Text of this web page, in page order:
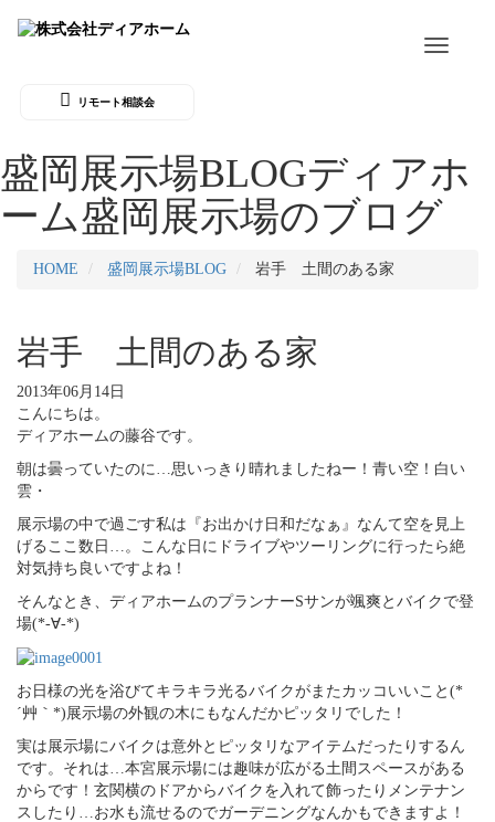
Toggle
リモート相談会
盛岡展示場BLOGディアホ
ーム盛岡展示場のブログ
HOME 盛岡展示場BLOG 岩手 土間のある家
岩手 土間のある家
2013年06月14日
こんにちは。
ディアホームの藤谷です。
朝は曇っていたのに…思いっきり晴れましたねー！青い空！白い
雲・
展示場の中で過ごす私は『お出かけ日和だなぁ』なんて空を見上
げるここ数日…。こんな日にドライブやツーリングに行ったら絶
対気持ち良いですよね！
そんなとき、ディアホームのプランナーSサンが颯爽とバイクで登
場(*-∀-*)
お日様の光を浴びてキラキラ光るバイクがまたカッコいいこと(*
´艸｀*)展示場の外観の木にもなんだかピッタリでした！
実は展示場にバイクは意外とピッタリなアイテムだったりするん
です。それは…本宮展示場には趣味が広がる土間スペースがある
からです！玄関横のドアからバイクを入れて飾ったりメンテナン
スしたり…お水も流せるのでガーデニングなんかもできますよ！